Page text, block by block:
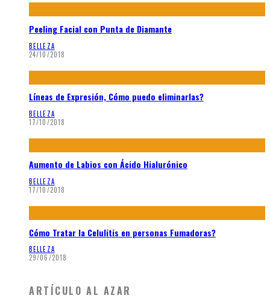
Peeling Facial con Punta de Diamante
BELLEZA
24/10/2018
Líneas de Expresión, Cómo puedo eliminarlas?
BELLEZA
17/10/2018
Aumento de Labios con Ácido Hialurónico
BELLEZA
17/10/2018
Cómo Tratar la Celulitis en personas Fumadoras?
BELLEZA
29/06/2018
ARTÍCULO AL AZAR